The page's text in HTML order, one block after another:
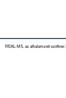
REAL-MS, az alkalamzott szoftver: